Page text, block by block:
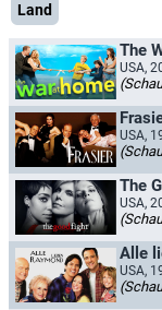
Land
The
USA,
USA,
The
USA,
Alle
USA,